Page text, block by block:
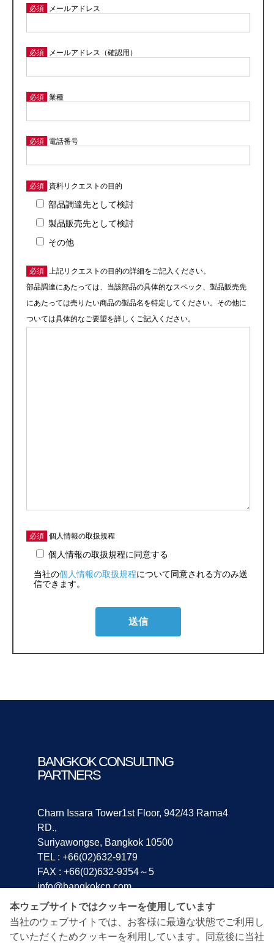
必須 メールアドレス
必須 メールアドレス（確認用）
必須 業種
必須 電話番号
必須 資料リクエストの目的
部品調達先として検討
製品販売先として検討
その他
必須 上記リクエストの目的の詳細をご記入ください。
部品調達にあたっては、当該部品の具体的なスペック、製品販売先
にあたっては売りたい商品の製品名を特定してください。その他に
ついては具体的なご要望を詳しくご記入ください。
必須 個人情報の取扱規程
個人情報の取扱規程に同意する
当社の個人情報の取扱規程について同意される方のみ送
信できます。
BANGKOK CONSULTING
PARTNERS
Charn Issara Tower1st Floor, 942/43 Rama4
RD.,
Suriyawongse, Bangkok 10500
TEL : +66(02)632-9179
FAX : +66(02)632-9354～5
info@bangkokcp.com
ホーム 会社案内 会社概要
トップメッセージ
出資者紹介
タイ進出支援
セミナー・資料請求
経営コンサルタント
ビジネスマッチング 企業紹介
本ウェブサイトではクッキーを使用しています
当社のウェブサイトでは、お客様に最適な状態でご利用し
ていただくためクッキーを利用しています。同意後に当社